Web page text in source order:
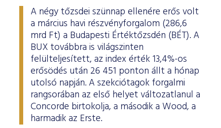
A négy tőzsdei szünnap ellenére erős volt
a március havi részvényforgalom (286,6
mrd Ft) a Budapesti Értéktőzsdén (BÉT). A
BUX továbbra is világszinten
felülteljesített, az index érték 13,4%-os
erősödés után 26 451 ponton állt a hónap
utolsó napján. A szekciótagok forgalmi
rangsorában az első helyet változatlanul a
Concorde birtokolja, a második a Wood, a
harmadik az Erste.